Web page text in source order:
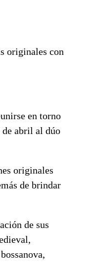
originales con
en torno
de abril al dúo
originales
de brindar
de sus